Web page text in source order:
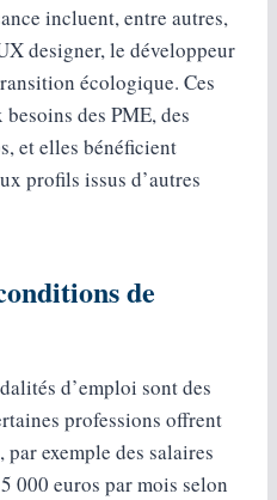
incluent, entre autres,
designer, le développeur
écologique. Ces
des PME, des
et elles bénéficient
profils issus d’autres
de
d’emploi sont des
professions offrent
exemple des salaires
000 euros par mois selon